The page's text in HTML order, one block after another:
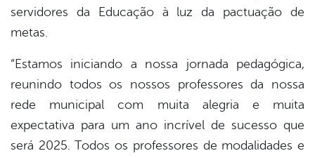
servidores da Educação à luz da pactuação de
metas.
“Estamos iniciando a nossa jornada pedagógica,
reunindo todos os nossos professores da nossa
rede municipal com muita alegria e muita
expectativa para um ano incrível de sucesso que
será 2025. Todos os professores de modalidades e